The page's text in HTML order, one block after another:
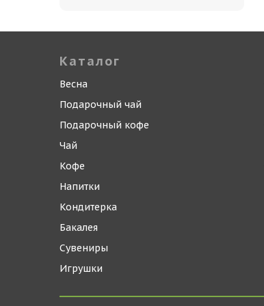
Каталог
Весна
Подарочный чай
Подарочный кофе
Чай
Кофе
Напитки
Кондитерка
Бакалея
Сувениры
Игрушки